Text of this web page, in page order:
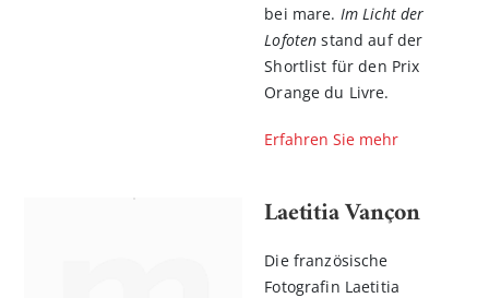
bei mare. Im Licht der
Lofoten stand auf der
Shortlist für den Prix
Orange du Livre.
Erfahren Sie mehr
Laetitia Vançon
Die französische
Fotografin Laetitia